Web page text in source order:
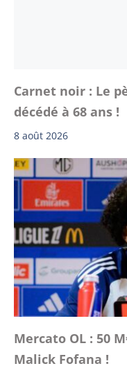
Carnet noir : Le
décédé à 68 ans !
8 août 2026
Mercato OL : 50
Malick Fofana !